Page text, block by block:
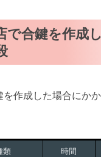
で合鍵を作成
作成した場合にか
類 時間